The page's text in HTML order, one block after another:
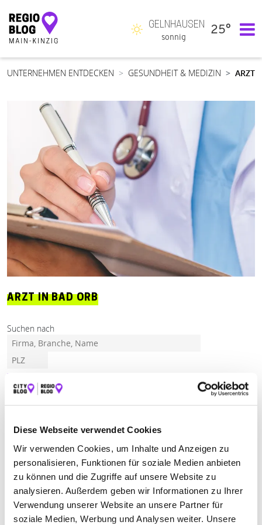
Diese Webseite verwendet Cookies
Wir verwenden Cookies, um Inhalte und Anzeigen zu
personalisieren, Funktionen für soziale Medien anbieten
zu können und die Zugriffe auf unsere Website zu
analysieren. Außerdem geben wir Informationen zu Ihrer
Verwendung unserer Website an unsere Partner für
soziale Medien, Werbung und Analysen weiter. Unsere
Hauptnavigation
GELNHAUSEN
sonnig
25°
UNTERNEHMEN ENTDECKEN GESUNDHEIT & MEDIZIN ARZT
ARZT IN BAD ORB
Suchen nach
Finden
HANAU
MAINTAL
Geschlossen - öffnet am Montag um 15:00 Uhr
LASERZENTRUM BAD ORB